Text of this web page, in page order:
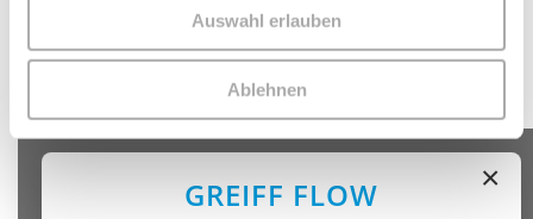
Auswahl erlauben
Ablehnen
×
GREIFF FLOW